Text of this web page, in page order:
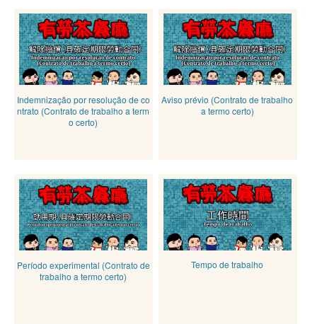
Indemnização por resolução de co
ntrato (Contrato de trabalho a term
o certo)
Aviso prévio (Contrato de trabalho
a termo certo)
Período experimental (Contrato de
trabalho a termo certo)
Tempo de trabalho